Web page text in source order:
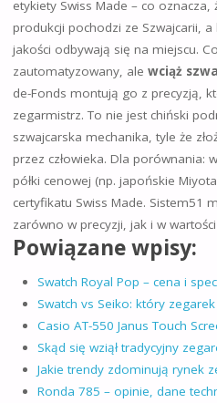
etykiety Swiss Made – co
produkcji pochodzi ze Szwajcarii,
jakości odbywają się na miejscu.
zautomatyzowany, ale wciąż
de-Fonds montują go z precyzją,
zegarmistrz. To nie jest chiński
szwajcarska mechanika, tyle że
przez człowieka. Dla porównania:
półki cenowej (np. japońskie
certyfikatu Swiss Made. Sistem51
zarówno w precyzji, jak i w
Powiązane wpisy:
Swatch Royal Pop – cena i
Swatch vs Seiko: który
Casio AT-550 Janus Touch
Skąd się wziął tradycyjny
Jakie trendy zdominują rynek
Ronda 785 – opinie, dane